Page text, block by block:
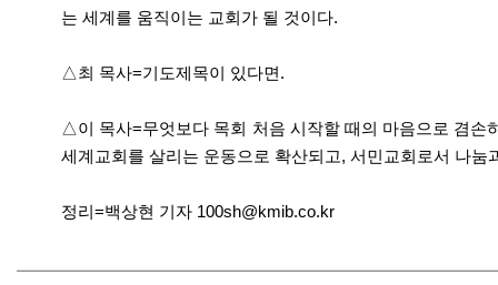
는 세계를 움직이는 교회가 될 것이다.
△최 목사=기도제목이 있다면.
△이 목사=무엇보다 목회 처음 시작할 때의 마음으로 겸손
세계교회를 살리는 운동으로 확산되고, 서민교회로서 나
정리=백상현 기자 100sh@kmib.co.kr